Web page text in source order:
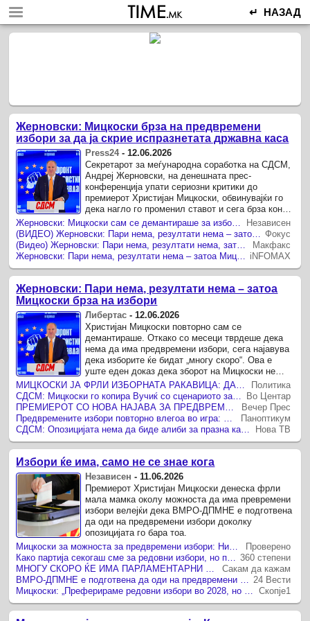
↵ НАЗАД
Жерновски: Мицкоски брза на предвремени
избори за да ја скрие испразнетата државна каса
Press24- 12.06.2026
Секретарот за меѓународна соработка на СДСМ,
Андреј Жерновски, на денешната прес-
конференција упати сериозни критики до
премиерот Христијан Мицкоски, обвинувајќи го
дека нагло го променил ставот и сега брза кон
брзи предвремени избори.
Независен
Фокус
Макфакс
iNFOMAX
Жерновски: Пари нема, резултати нема – затоа
Мицкоски брза на избори
Либертас - 12.06.2026
Христијан Мицкоски повторно сам се
демантираше. Откако со месеци тврдеше дека
нема да има предвремени избори, сега најавува
дека изборите ќе бидат „многу скоро“. Ова е
уште еден доказ дека зборот на Мицкоски не
вреди ништо.
Политика
Во Центар
Вечер Прес
Паноптикум
Нова ТВ
Избори ќе има, само не се знае кога
Независен -11.06.2026
Премиерот Христијан Мицкоски денеска фрли
мала мамка околу можноста да има превремени
избори велејќи дека ВМРО-ДПМНЕ е подготвена
да оди на предвремени избори доколку
опозицијата го бара тоа.
Мицкоски за можноста за предвремени избори: Ние сме подготвени ако опозицијата го бара тоа
Проверено
Како партија секогаш сме за редовни избори, но подготвени сме за сите сценарија, вели Мицкоски 360 степени
МНОГУ СКОРО ЌЕ ИМА ПАРЛАМЕНТАРНИ ИЗБОРИ, КАЖА МИЦКОСКИ
Сакам да кажам
ВМРО-ДПМНЕ е подготвена да оди на предвремени избори доколку опозицијата го бара тоа 24 Вести
Мицкоски: „Преферираме редовни избори во 2028, но подготвени сме за сите сценарија“
Скопје1